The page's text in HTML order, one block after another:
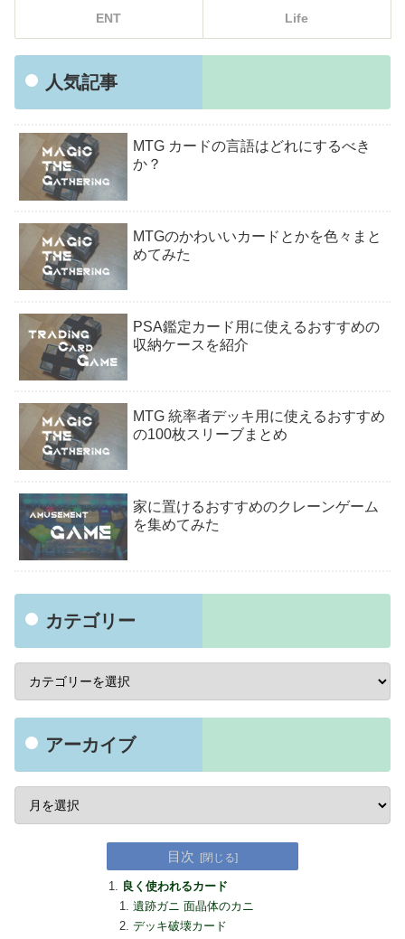
ENT Life
人気記事
MTG カードの言語はどれにするべき
か？
MTGのかわいいカードとかを色々まと
めてみた
PSA鑑定カード用に使えるおすすめの
収納ケースを紹介
MTG 統率者デッキ用に使えるおすすめ
の100枚スリーブまとめ
家に置けるおすすめのクレーンゲーム
を集めてみた
カテゴリー
アーカイブ
目次
良く使われるカード
遺跡ガニ 面晶体のカニ
デッキ破壊カード